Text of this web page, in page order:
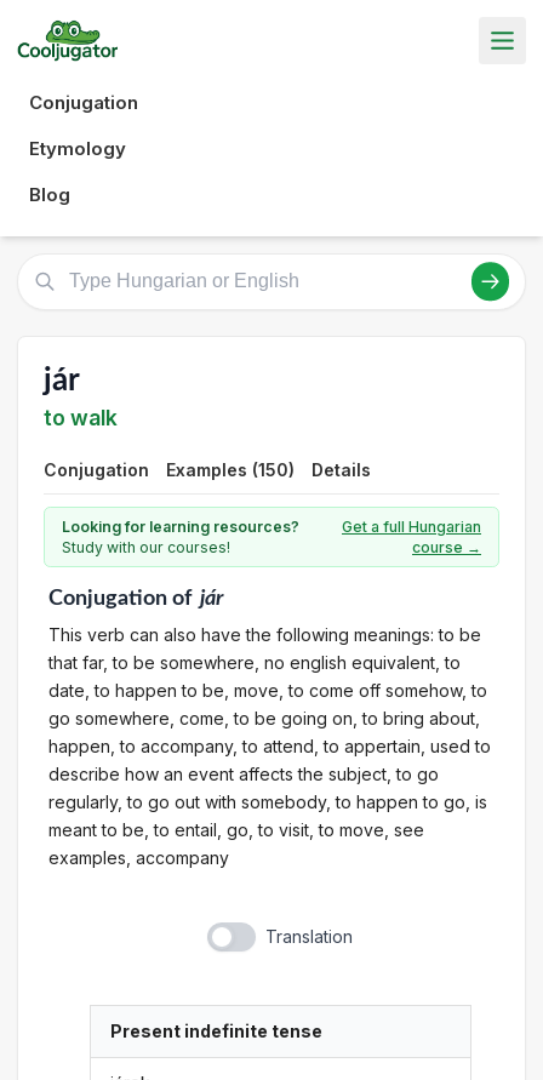
Conjugation
Etymology
Blog
jár
to walk
Conjugation Examples (150) Details
Looking for learning resources?
Study with our courses!
Get a full Hungarian
course →
Conjugationof jár
This verb can also have the following meanings: to be
that far, to be somewhere, no english equivalent, to
date, to happen to be, move, to come off somehow, to
go somewhere, come, to be going on, to bring about,
happen, to accompany, to attend, to appertain, used to
describe how an event affects the subject, to go
regularly, to go out with somebody, to happen to go, is
meant to be, to entail, go, to visit, to move, see
examples, accompany
Translation
Present indefinite tense